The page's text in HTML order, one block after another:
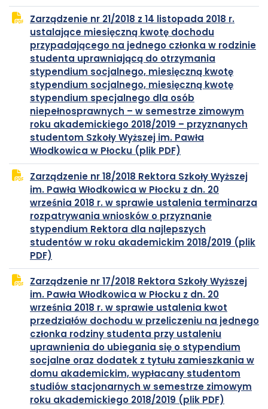
PDF
się
w
nowej
karcie
Zarządzenie nr 21/2018 z 14 listopada 2018 r.
ustalające miesięczną kwotę dochodu
przypadającego na jednego członka w rodzinie
studenta uprawniającą do otrzymania
stypendium socjalnego, miesięczną kwotę
stypendium socjalnego, miesięczną kwotę
stypendium specjalnego dla osób
niepełnosprawnych – w semestrze zimowym
roku akademickiego 2018/2019 – przyznanych
studentom Szkoły Wyższej im. Pawła
Włodkowica w Płocku (plik PDF)
PDF
się
w
nowej
karcie
Zarządzenie nr 18/2018 Rektora Szkoły Wyższej
im. Pawła Włodkowica w Płocku z dn. 20
września 2018 r. w sprawie ustalenia terminarza
rozpatrywania wniosków o przyznanie
stypendium Rektora dla najlepszych
studentów w roku akademickim 2018/2019 (plik
PDF)
PDF
się
w
nowej
karcie
Zarządzenie nr 17/2018 Rektora Szkoły Wyższej
im. Pawła Włodkowica w Płocku z dn. 20
września 2018 r. w sprawie ustalenia kwot
przedziałów dochodu w przeliczeniu na jednego
członka rodziny studenta przy ustaleniu
uprawnienia do ubiegania się o stypendium
socjalne oraz dodatek z tytułu zamieszkania w
domu akademickim, wypłacany studentom
studiów stacjonarnych w semestrze zimowym
roku akademickiego 2018/2019 (plik PDF)